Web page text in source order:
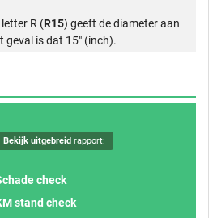
R (R15) geeft de diameter aan
geval is dat 15" (inch).
Bekijk uitgebreid rapport:
check
stand check